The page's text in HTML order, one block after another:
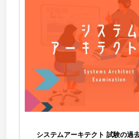
システムアーキテクト 試験の過